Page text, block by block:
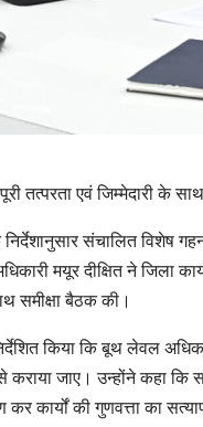
तत्परता एवं जिम्मेदारी के
संचालित विशेष
मयूर दीक्षित ने जिला
समीक्षा बैठक की।
किया कि बूथ लेवल
कराया जाए। उन्होंने कहा
कर कार्यों की गुणवत्ता का